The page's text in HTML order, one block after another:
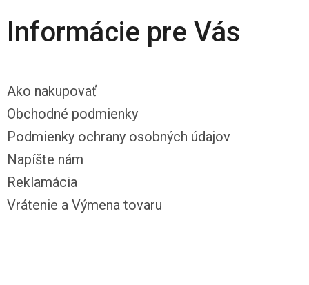
Informácie pre Vás
Ako nakupovať
Obchodné podmienky
Podmienky ochrany osobných údajov
Napíšte nám
Reklamácia
Vrátenie a Výmena tovaru